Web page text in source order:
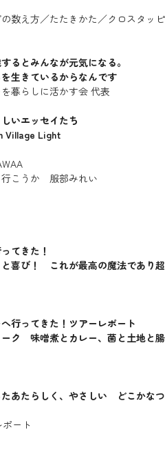
数え方／たたきかた／クロスタッピ
るとみんなが元気になる。
生きているからなんです
暮らしに活かす会 代表
いエッセイたち
Village Light
行こうか 服部みれい
てきた！
と喜び！ これが最高の魔法であり超
行ってきた！ツアーレポート
ーク 味噌煮とカレー、菌と土地と腸
あたらしく、やさしい どこかなつ
ート